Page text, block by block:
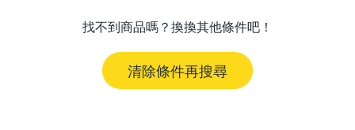
找不到商品嗎？換換其他條件吧！
清除條件再搜尋